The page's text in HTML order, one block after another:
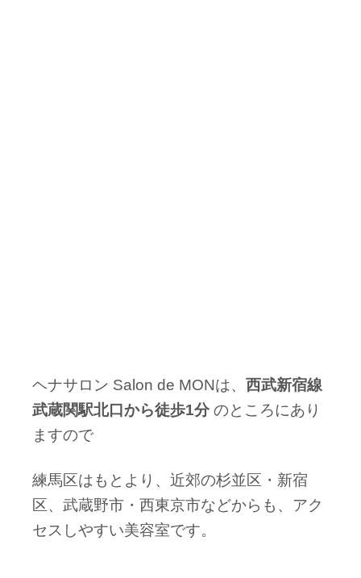
ヘナサロン Salon de MONは、 西武新宿線
武蔵関駅北口から徒歩1分のところにあり
ますので
練馬区はもとより、近郊の杉並区・新宿
区、武蔵野市・西東京市などからも、アク
セスしやすい美容室です。